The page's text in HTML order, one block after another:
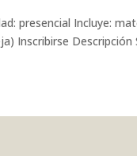
presencial Incluye:
Inscribirse